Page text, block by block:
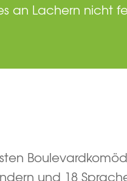
an Lachern nicht
und 18